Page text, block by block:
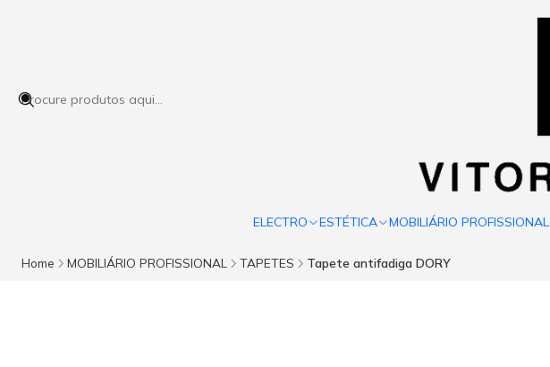
ELECTRO ESTÉTICA MOBILIÁRIO PROFISSIONAL
Home MOBILIÁRIO PROFISSIONAL TAPETES Tapete antifadiga DORY